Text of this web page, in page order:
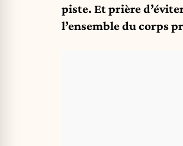
piste. Et prière
l’ensemble du corps